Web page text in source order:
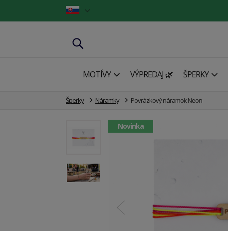
MOTÍVY VÝPREDAJ 🌿 ŠPERKY
Šperky Náramky Povrázkový náramok Neon
Novinka